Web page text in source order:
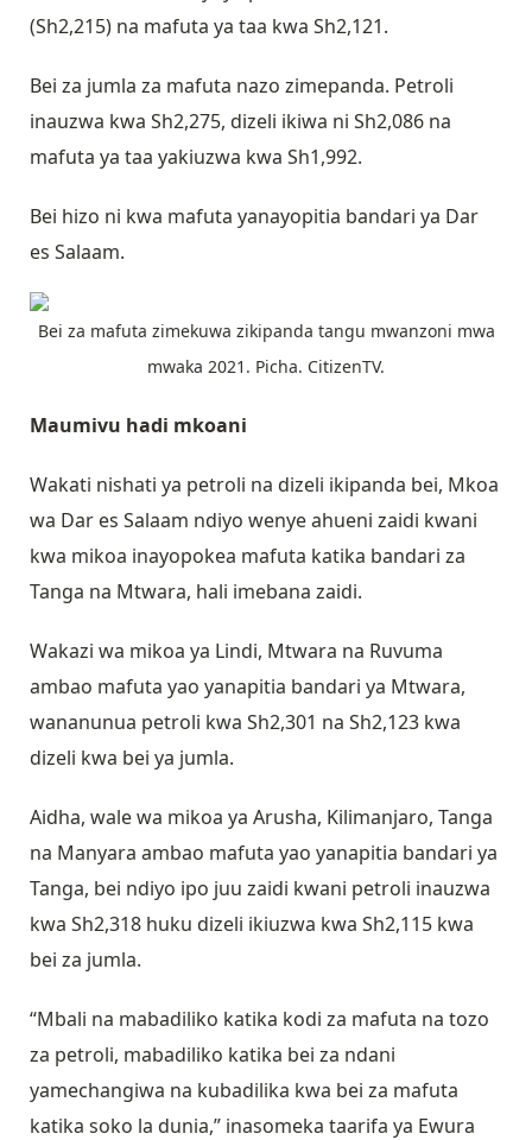
(Sh2,215) na mafuta ya taa kwa Sh2,121.
Bei za jumla za mafuta nazo zimepanda. Petroli
inauzwa kwa Sh2,275, dizeli ikiwa ni Sh2,086 na
mafuta ya taa yakiuzwa kwa Sh1,992.
Bei hizo ni kwa mafuta yanayopitia bandari ya Dar
es Salaam.
Bei za mafuta zimekuwa zikipanda tangu mwanzoni mwa
mwaka 2021. Picha. CitizenTV.
Maumivu hadi mkoani
Wakati nishati ya petroli na dizeli ikipanda bei, Mkoa
wa Dar es Salaam ndiyo wenye ahueni zaidi kwani
kwa mikoa inayopokea mafuta katika bandari za
Tanga na Mtwara, hali imebana zaidi.
Wakazi wa mikoa ya Lindi, Mtwara na Ruvuma
ambao mafuta yao yanapitia bandari ya Mtwara,
wananunua petroli kwa Sh2,301 na Sh2,123 kwa
dizeli kwa bei ya jumla.
Aidha, wale wa mikoa ya Arusha, Kilimanjaro, Tanga
na Manyara ambao mafuta yao yanapitia bandari ya
Tanga, bei ndiyo ipo juu zaidi kwani petroli inauzwa
kwa Sh2,318 huku dizeli ikiuzwa kwa Sh2,115 kwa
bei za jumla.
“Mbali na mabadiliko katika kodi za mafuta na tozo
za petroli, mabadiliko katika bei za ndani
yamechangiwa na kubadilika kwa bei za mafuta
katika soko la dunia,” inasomeka taarifa ya Ewura